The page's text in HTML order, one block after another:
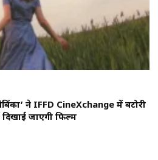
ने IFFD CineXchange में बटोरी
जाएगी फिल्म